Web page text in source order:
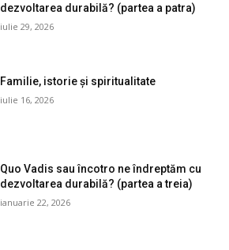
dezvoltarea durabilă? (partea a patra)
iulie 29, 2026
Familie, istorie și spiritualitate
iulie 16, 2026
Quo Vadis sau încotro ne îndreptăm cu
dezvoltarea durabilă? (partea a treia)
ianuarie 22, 2026